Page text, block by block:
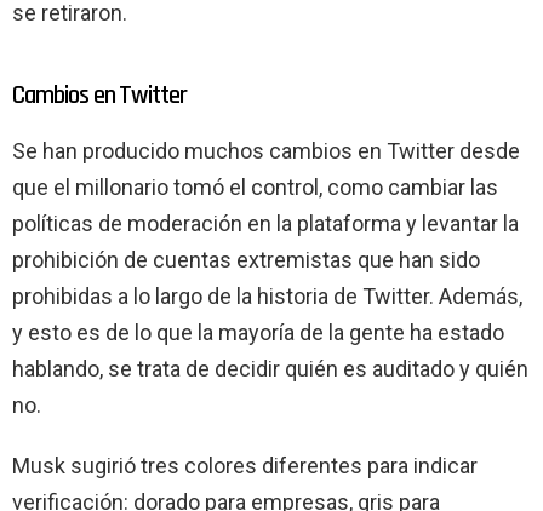
se retiraron.
Cambios en Twitter
Se han producido muchos cambios en Twitter desde
que el millonario tomó el control, como cambiar las
políticas de moderación en la plataforma y levantar la
prohibición de cuentas extremistas que han sido
prohibidas a lo largo de la historia de Twitter. Además,
y esto es de lo que la mayoría de la gente ha estado
hablando, se trata de decidir quién es auditado y quién
no.
Musk sugirió tres colores diferentes para indicar
verificación: dorado para empresas, gris para